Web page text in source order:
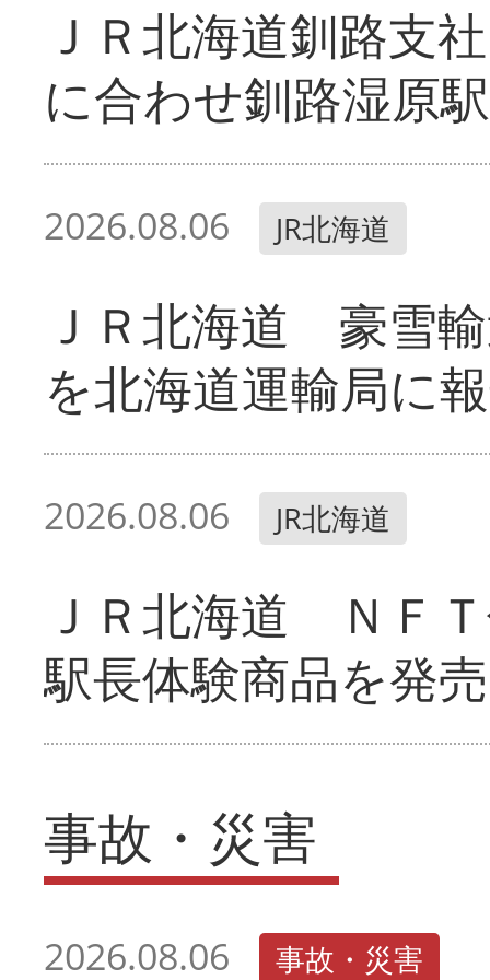
ＪＲ北海道釧路支
に合わせ釧路湿原
2026.08.06 JR北海道
ＪＲ北海道 豪雪
を北海道運輸局に
2026.08.06 JR北海道
ＪＲ北海道 ＮＦ
駅長体験商品を発売
事故・災害
2026.08.06 事故・災害